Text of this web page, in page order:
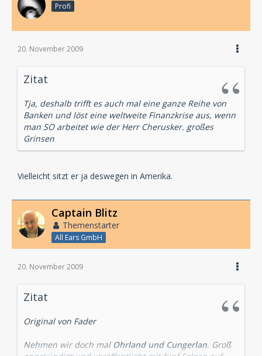
Profi
20. November 2009
Zitat
Tja, deshalb trifft es auch mal eine ganze Reihe von
Banken und löst eine weltweite Finanzkrise aus, wenn
man SO arbeitet wie der Herr Cherusker. großes
Grinsen
Vielleicht sitzt er ja deswegen in Amerika.
Captain Blitz
Themenstarter
All Ears GmbH
20. November 2009
Zitat
Original von Fader
Nehmen wir doch mal Ohrland und Cungerlan. Groß